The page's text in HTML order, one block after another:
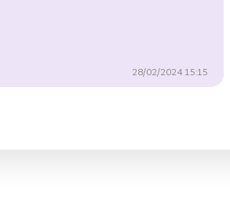
28/02/2024 15:15